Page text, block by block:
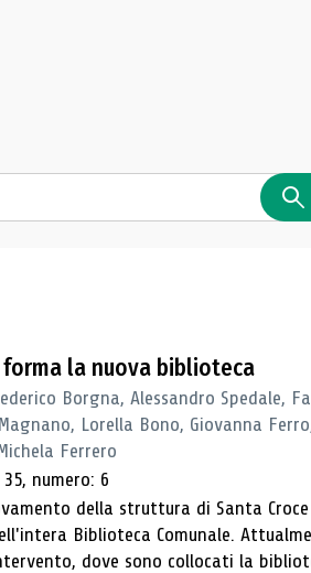
forma la nuova biblioteca
Borgna, Alessandro Spedale,
Lorella Bono, Giovanna
Ferrero
numero: 6
della struttura di Santa Croce
Biblioteca Comunale.
dove sono collocati la